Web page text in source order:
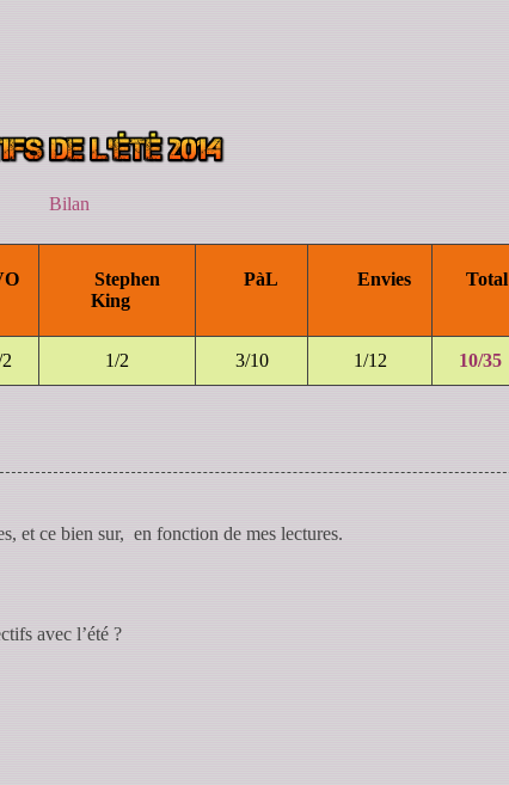
Bilan
Stephen
King
PàL Envies Total
1/2 3/10 1/12 10/35
et ce bien sur, en fonction de mes lectures.
avec l’été ?